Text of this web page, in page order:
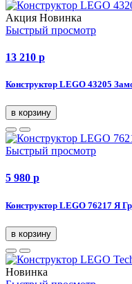
Акция Новинка
Быстрый просмотр
13 210 p
Конструктор LEGO 43205
в корзину
Быстрый просмотр
5 980 p
Конструктор LEGO 76217 Я
в корзину
Новинка